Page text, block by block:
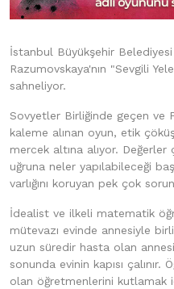
İstanbul Büyükşehir
Razumovskaya'nın "Sevgili
sahneliyor.
Sovyetler Birliğinde geçen ve
kaleme alınan oyun, etik
mercek altına alıyor. Değerler
uğruna neler yapılabileceği
varlığını koruyan pek çok
İdealist ve ilkeli matematik
mütevazı evinde annesiyle
uzun süredir hasta olan
sonunda evinin kapısı
olan öğretmenlerini kutlamak